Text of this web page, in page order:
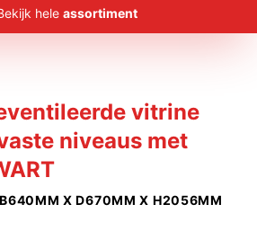
HOME
MERKEN
OFFERTECHECKER
CONTACT
Bekijk hele assortiment
vitrine
niveaus met
X D670MM X H2056MM